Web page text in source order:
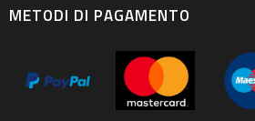
METODI DI PAGAMENTO